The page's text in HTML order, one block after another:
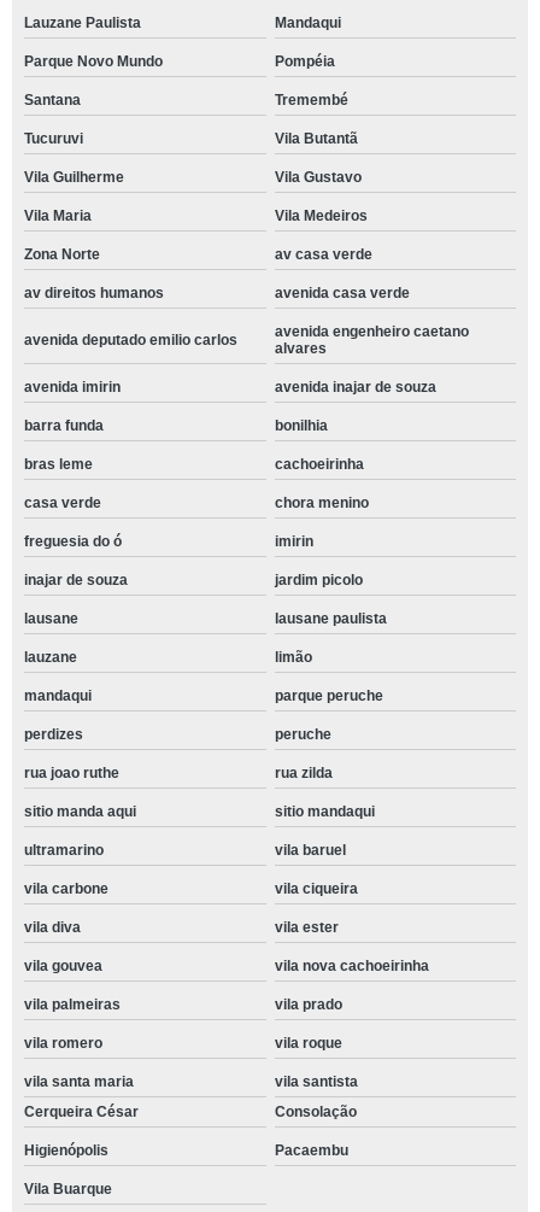
Lauzane Paulista Mandaqui
Parque Novo Mundo Pompéia
Santana Tremembé
Tucuruvi Vila Butantã
Vila Guilherme Vila Gustavo
Vila Maria Vila Medeiros
Zona Norte av casa verde
av direitos humanos avenida casa verde
avenida deputado emilio carlos
avenida engenheiro caetano
alvares
avenida imirin avenida inajar de souza
barra funda bonilhia
bras leme cachoeirinha
casa verde chora menino
freguesia do ó imirin
inajar de souza jardim picolo
lausane lausane paulista
lauzane limão
mandaqui parque peruche
perdizes peruche
rua joao ruthe rua zilda
sitio manda aqui sitio mandaqui
ultramarino vila baruel
vila carbone vila ciqueira
vila diva vila ester
vila gouvea vila nova cachoeirinha
vila palmeiras vila prado
vila romero vila roque
vila santa maria
vila santista
Cerqueira César
Consolação
Higienópolis Pacaembu
Vila Buarque